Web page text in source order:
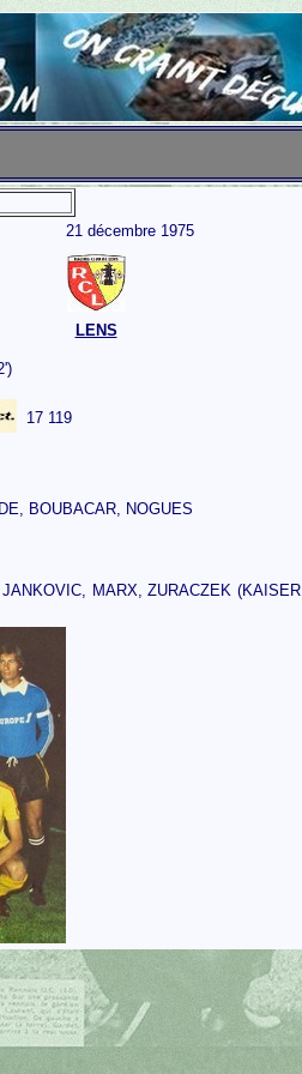
21 décembre 1975
LENS
17 119
BOUBACAR, NOGUES
MARX, ZURACZEK (KAISER